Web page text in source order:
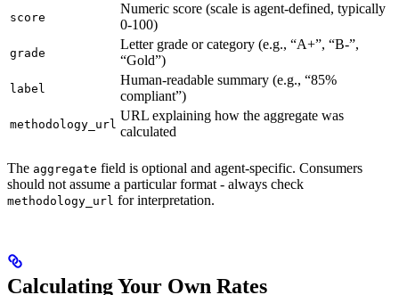
score
Numeric score (scale is agent-defined, typically
0-100)
grade
Letter grade or category (e.g., “A+”, “B-”,
“Gold”)
label
Human-readable summary (e.g., “85%
compliant”)
methodology_url
URL explaining how the aggregate was
calculated
The aggregate field is optional and agent-specific. Consumers
should not assume a particular format - always check
methodology_url for interpretation.
Calculating Your Own Rates